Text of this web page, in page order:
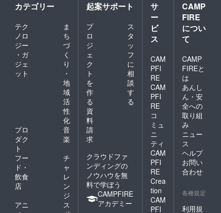
カテゴリー
テク
ノロ
ジー
・ガ
ジェ
ット
ま
ち
づ
く
り
・
地
域
活
性
化
プロ
ダク
ト
音
楽
フー
ド・
飲食
店
チ
ャ
レ
ン
ジ
アニ
ス
起案サポート
プ
ロ
ジ
ェ
ク
ト
を
作
る
ス
タ
ッ
フ
に
相
談
す
る
資
料
請
求
クラウドファ
ンディングの
ノウハウを無
料で学ぼう
CAMPFIRE
アカデミー
サ
ー
ビ
ス
CAM
PFI
RE
CAM
PFI
RE
コ
ミュ
ニ
ティ
CAM
PFI
RE
Crea
tion
CAM
PFI
CAMP
FIRE
につい
て
CAMP
FIREと
は
あんし
ん・安
全への
取り組
み
ニュー
ス
ヘルプ
お問い
合わせ
各種規定
利用規